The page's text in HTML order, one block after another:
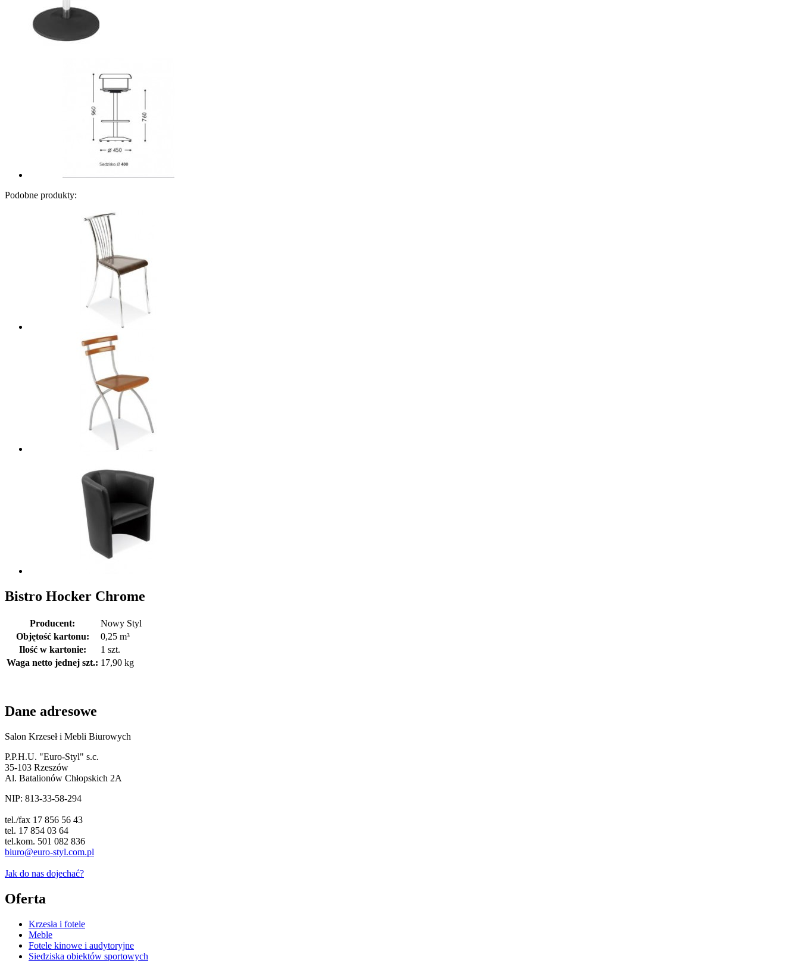
Podobne produkty:
Bistro Hocker Chrome
Producent:
Nowy Styl
Objętość kartonu:
0,25 m³
Ilość w kartonie:
1 szt.
Waga netto jednej szt.: 17,90 kg
Dane adresowe
Salon Krzeseł i Mebli Biurowych
P.P.H.U. "Euro-Styl" s.c.
35-103 Rzeszów
Al. Batalionów Chłopskich 2A
NIP: 813-33-58-294
tel./fax 17 856 56 43
tel. 17 854 03 64
tel.kom. 501 082 836
biuro@euro-styl.com.pl
Jak do nas dojechać?
Oferta
Krzesła i fotele
Meble
Fotele kinowe i audytoryjne
Siedziska obiektów sportowych